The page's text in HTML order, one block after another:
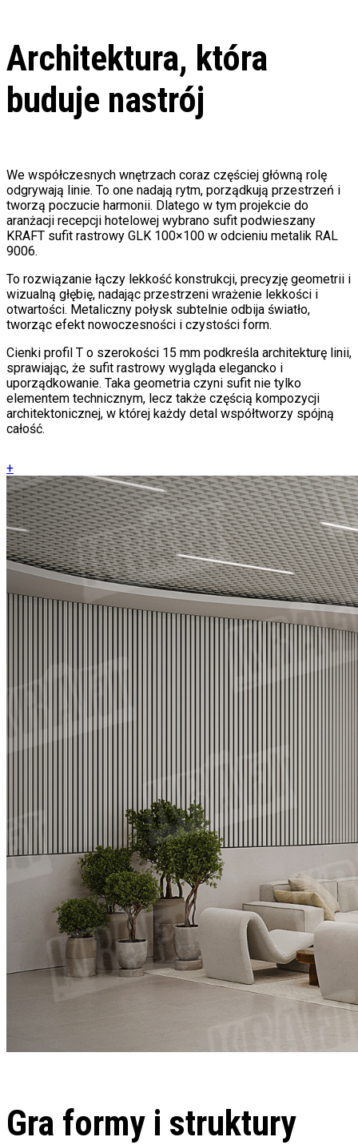
Architektura, która
buduje nastrój
We współczesnych wnętrzach coraz częściej główną rolę
odgrywają linie. To one nadają rytm, porządkują przestrzeń i
tworzą poczucie harmonii. Dlatego w tym projekcie do
aranżacji recepcji hotelowej wybrano sufit podwieszany
KRAFT sufit rastrowy GLK 100×100 w odcieniu metalik RAL
9006.
To rozwiązanie łączy lekkość konstrukcji, precyzję geometrii i
wizualną głębię, nadając przestrzeni wrażenie lekkości i
otwartości. Metaliczny połysk subtelnie odbija światło,
tworząc efekt nowoczesności i czystości form.
Cienki profil T o szerokości 15 mm podkreśla architekturę linii,
sprawiając, że sufit rastrowy wygląda elegancko i
uporządkowanie. Taka geometria czyni sufit nie tylko
elementem technicznym, lecz także częścią kompozycji
architektonicznej, w której każdy detal współtworzy spójną
całość.
+
Gra formy i struktury